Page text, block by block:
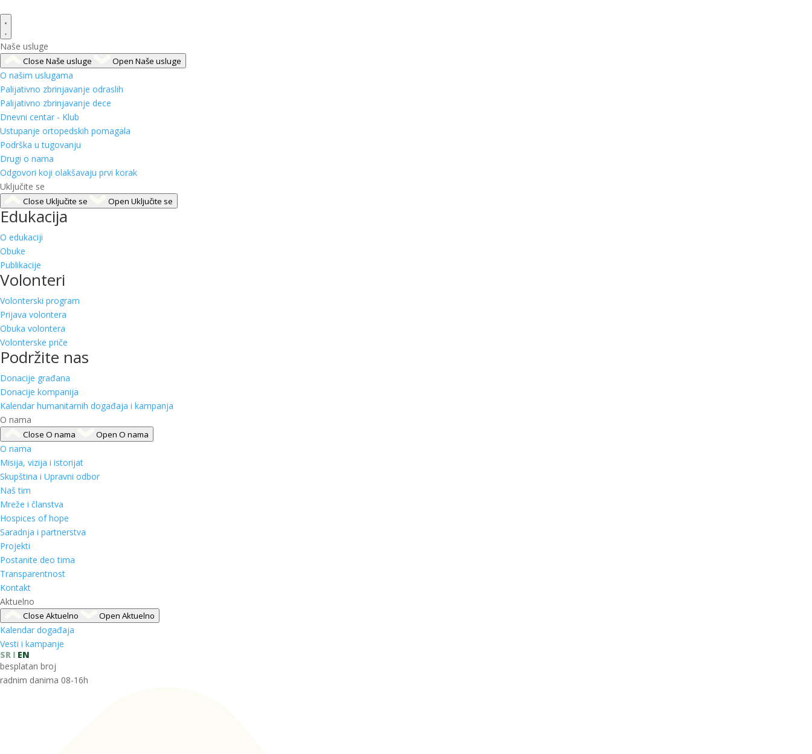
Naše usluge
Close Naše usluge Open Naše usluge
O našim uslugama
Palijativno zbrinjavanje odraslih
Palijativno zbrinjavanje dece
Dnevni centar - Klub
Ustupanje ortopedskih pomagala
Podrška u tugovanju
Drugi o nama
Odgovori koji olakšavaju prvi korak
Uključite se
Close Uključite se Open Uključite se
Edukacija
O edukaciji
Obuke
Publikacije
Volonteri
Volonterski program
Prijava volontera
Obuka volontera
Volonterske priče
Podržite nas
Donacije građana
Donacije kompanija
Kalendar humanitarnih događaja i kampanja
O nama
Close O nama Open O nama
O nama
Misija, vizija i istorijat
Skupština i Upravni odbor
Naš tim
Mreže i članstva
Hospices of hope
Saradnja i partnerstva
Projekti
Postanite deo tima
Transparentnost
Kontakt
Aktuelno
Close Aktuelno Open Aktuelno
Kalendar događaja
Vesti i kampanje
SR
EN
besplatan broj
radnim danima 08-16h